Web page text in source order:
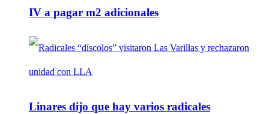
IV a pagar m2 adicionales
Linares dijo que hay varios radicales